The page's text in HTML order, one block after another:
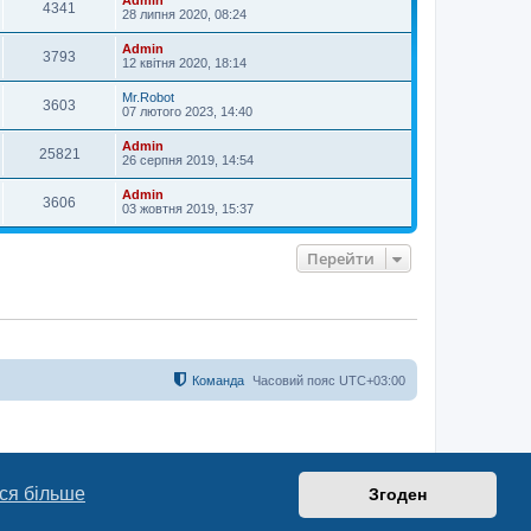
більше Згоден
4341
28 липня 2020, 08:24
3793
Admin
12 квітня 2020, 18:14
3603
Mr.Robot
07 лютого 2023, 14:40
25821
Admin
26 серпня 2019, 14:54
3606
Admin
03 жовтня 2019, 15:37
Перейти
Часовий пояс UTC+03:00
Команда